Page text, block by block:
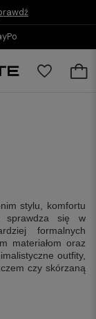
stylu, komfortu
sprawdza się w
formalnych
materiałom oraz
outfity,
czy skórzaną